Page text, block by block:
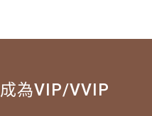
成為VIP/VVIP